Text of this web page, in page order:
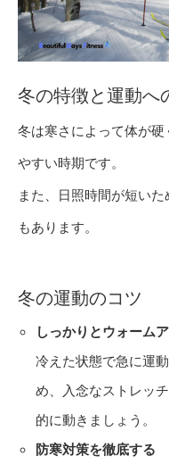
冬の特徴と運動へ
冬は寒さによって体が
やすい時期です。
また、日照時間が短い
もあります。
冬の運動のコツ
しっかりとウォーム
冷えた状態で急に運
め、入念なストレッ
的に動きましょう。
防寒対策を徹底する